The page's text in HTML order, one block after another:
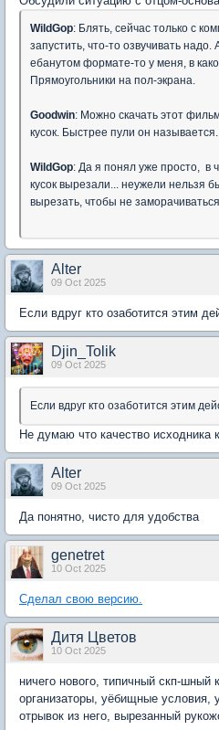
WildGop: Блять, сейчас только с
запустить, что-то озвучивать надо.
ебанутом формате-то у меня, в
Прямоугольники на пол-экрана.
Goodwin: Можно скачать этот
кусок. Быстрее пули он называется.
WildGop: Да я понял уже просто, в
кусок вырезали... неужели нельзя
вырезать, чтобы не
Alter
09 Oct 2025
Если вдруг кто озаботится этим
Djin_Tolik
09 Oct 2025
Если вдруг кто озаботится этим
Не думаю что качество исходника
Alter
09 Oct 2025
Да понятно, чисто для удобства
genetret
10 Oct 2025
Сделал свою версию.
Дитя Цветов
10 Oct 2025
ничего нового, типичный скп-шный
организаторы, уёбищные
отрывок из него, вырезанный